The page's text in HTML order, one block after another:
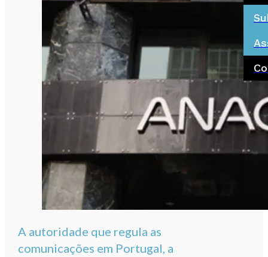
A autoridade que regula as
comunicações em Portugal, a